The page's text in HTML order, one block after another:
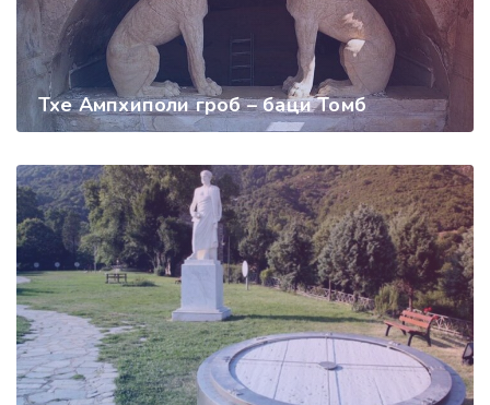
Тхе Ампхиполи гроб – баци Томб